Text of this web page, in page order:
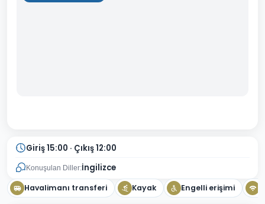
Giriş 15:00 · Çıkış 12:00
Konuşulan Diller:İngilizce
Havalimanı transferi Kayak Engelli erişimi